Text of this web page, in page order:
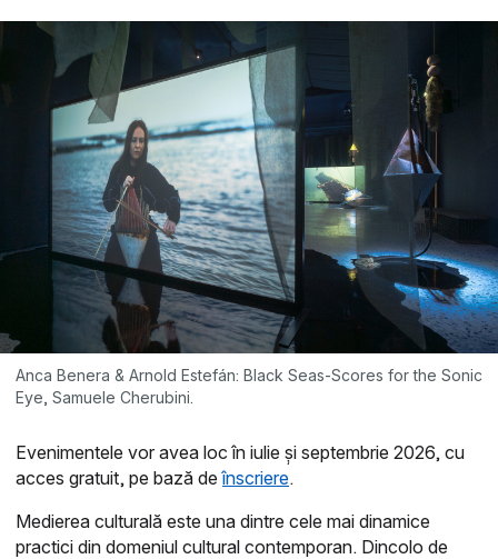
Anca Benera & Arnold Estefán: Black Seas-Scores for the Sonic
Eye, Samuele Cherubini.
Evenimentele vor avea loc în iulie și septembrie 2026, cu
acces gratuit, pe bază deînscriere.
Medierea culturală este una dintre cele mai dinamice
practici din domeniul cultural contemporan. Dincolo de